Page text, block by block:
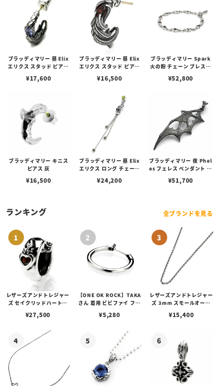
ブラッディマリー 昼 Elix
エリクス スタッド ピアス
¥17,600
ブラッディマリー 昼 Elix
エリクス スタッド ピアス
¥16,500
ブラッディマリー Spark
火の粉 チェーン ブレスレ
¥52,800
ブラッディマリー キニス
ピアス 灰
¥16,500
ブラッディマリー 昼 Elix
エリクス ロング チェーン
キークォーツ
¥24,200
ブラッディマリー 夜 Phel
es フェレス ペンダント レ
¥51,700
ランキング 全ブランドを見る
レザーズアンドトレジャー
ズ セイクリッドハートピ
¥27,500
【ONE OK ROCK】TAKA
さん 着用 ビビファイ フー
¥5,280
レザーズアンドトレジャー
ズ 3mm スモールオーバ
ブスタークラスプ＆LTロ
¥15,400